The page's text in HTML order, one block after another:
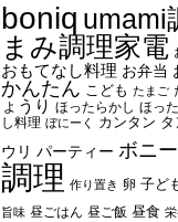
boniq umami
まみ調理家電
おもてなし料理 お弁当
かんたん こども たまご
ょうり ほったらかし ほっ
し料理 ぼにーく カンタン
ウリ パーティー ボニ
調理 作り置き 卵 子ど
旨味 昼ごはん 昼ご飯 昼食